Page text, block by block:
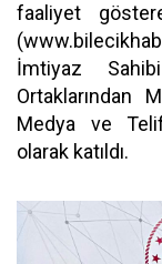
faaliyet
İmtiyaz
Ortaklarından
Medya ve
olarak katıldı.